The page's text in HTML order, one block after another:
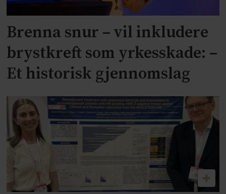
Brenna snur – vil inkludere
brystkreft som yrkesskade: –
Et historisk gjennomslag